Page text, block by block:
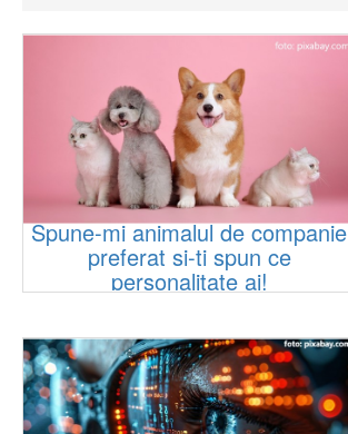
Spune-mi animalul de companie
preferat si-ti spun ce
personalitate ai!